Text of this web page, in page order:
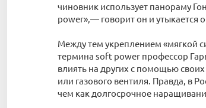
чиновник использует панораму
power»,— говорит он и утыкается
Между тем укреплением «мягкой
термина soft power профессор
влиять на других с помощью
или газового вентиля. Правда, в
чем как долгосрочное